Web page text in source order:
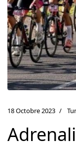
18 Octobre 2023